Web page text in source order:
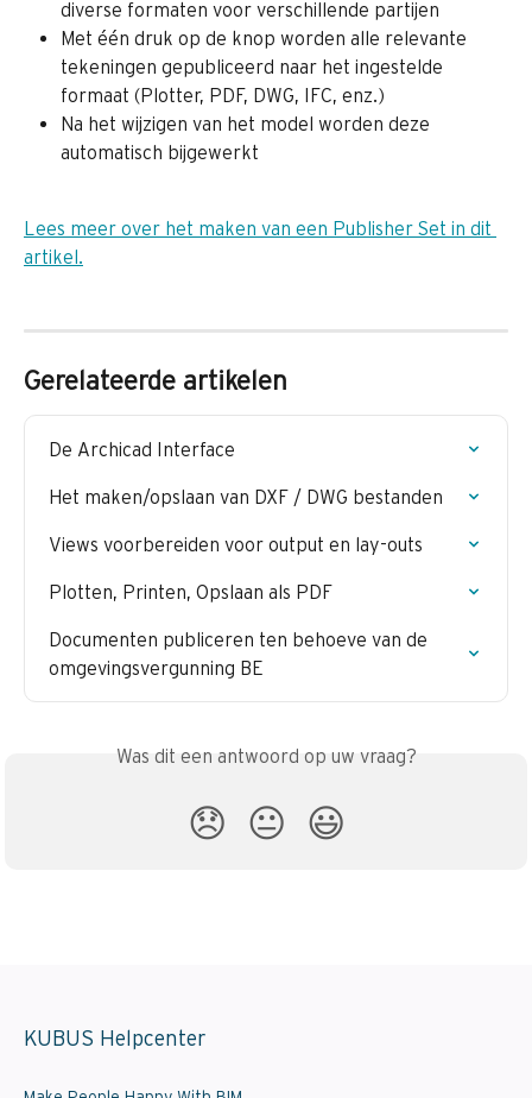
diverse formaten voor verschillende partijen
Met één druk op de knop worden alle relevante
tekeningen gepubliceerd naar het ingestelde
formaat (Plotter, PDF, DWG, IFC, enz.)
Na het wijzigen van het model worden deze
automatisch bijgewerkt
Lees meer over het maken van een Publisher Set in dit
artikel.
Gerelateerde artikelen
De Archicad Interface
Het maken/opslaan van DXF / DWG bestanden
Views voorbereiden voor output en lay-outs
Plotten, Printen, Opslaan als PDF
Documenten publiceren ten behoeve van de
omgevingsvergunning BE
Was dit een antwoord op uw vraag?
😞 😐 😃
KUBUS Helpcenter